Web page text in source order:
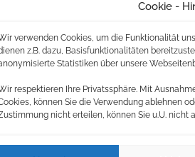
Cookie -
verwenden Cookies, um die Funktionalität
z.B. dazu, Basisfunktionalitäten
Statistiken über unsere
respektieren Ihre Privatssphäre. Mit
können Sie die Verwendung ablehnen
nicht erteilen, können Sie u.U. nicht